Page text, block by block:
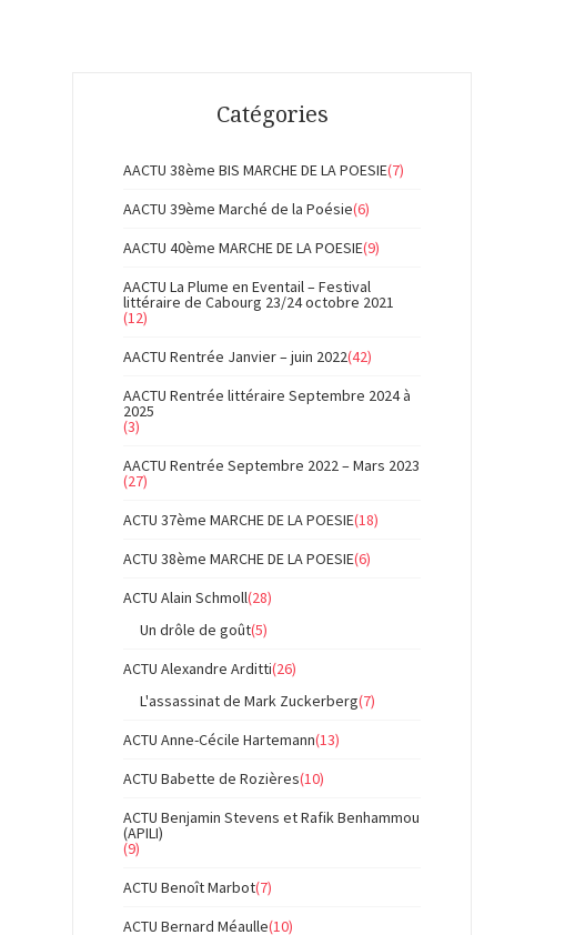
Catégories
AACTU 38ème BIS MARCHE DE LA POESIE(7)
AACTU 39ème Marché de la Poésie(6)
AACTU 40ème MARCHE DE LA POESIE(9)
AACTU La Plume en Eventail – Festival
littéraire de Cabourg 23/24 octobre 2021
(12)
AACTU Rentrée Janvier – juin 2022(42)
AACTU Rentrée littéraire Septembre 2024 à
2025
(3)
AACTU Rentrée Septembre 2022 – Mars 2023
(27)
ACTU 37ème MARCHE DE LA POESIE(18)
ACTU 38ème MARCHE DE LA POESIE(6)
ACTU Alain Schmoll(28)
Un drôle de goût(5)
ACTU Alexandre Arditti(26)
L'assassinat de Mark Zuckerberg(7)
ACTU Anne-Cécile Hartemann(13)
ACTU Babette de Rozières(10)
ACTU Benjamin Stevens et Rafik Benhammou
(APILI)
(9)
ACTU Benoît Marbot(7)
ACTU Bernard Méaulle(10)